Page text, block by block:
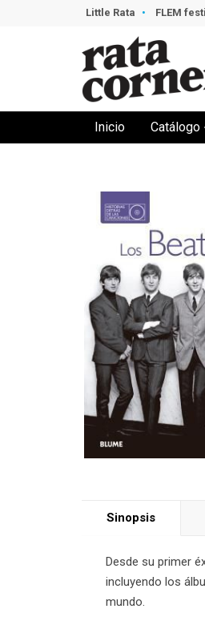
Little Rata FLEM
Inicio Catálogo
Sinopsis
Desde su primer
incluyendo los
mundo.